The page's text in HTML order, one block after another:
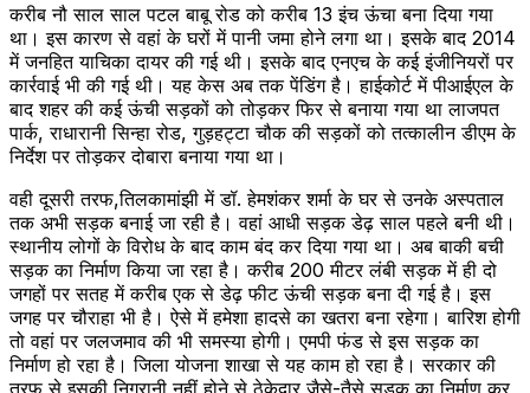
करीब नौ साल साल पटल बाबू रोड को करीब 13 इंच ऊंचा बना दिया गया
था। इस कारण से वहां के घरों में पानी जमा होने लगा था। इसके बाद 2014
में जनहित याचिका दायर की गई थी। इसके बाद एनएच के कई इंजीनियरों पर
कार्रवाई भी की गई थी। यह केस अब तक पेंडिंग है। हाईकोर्ट में पीआईएल के
बाद शहर की कई ऊंची सड़कों को तोड़कर फिर से बनाया गया था लाजपत
पार्क, राधारानी सिन्हा रोड, गुड़हट्टा चौक की सड़कों को तत्कालीन डीएम के
निर्देश पर तोड़कर दोबारा बनाया गया था।
वही दूसरी तरफ,तिलकामांझी में डॉ. हेमशंकर शर्मा के घर से उनके अस्पताल
तक अभी सड़क बनाई जा रही है। वहां आधी सड़क डेढ़ साल पहले बनी थी।
स्थानीय लोगों के विरोध के बाद काम बंद कर दिया गया था। अब बाकी बची
सड़क का निर्माण किया जा रहा है। करीब 200 मीटर लंबी सड़क में ही दो
जगहों पर सतह में करीब एक से डेढ़ फीट ऊंची सड़क बना दी गई है। इस
जगह पर चौराहा भी है। ऐसे में हमेशा हादसे का खतरा बना रहेगा। बारिश होगी
तो वहां पर जलजमाव की भी समस्या होगी। एमपी फंड से इस सड़क का
निर्माण हो रहा है। जिला योजना शाखा से यह काम हो रहा है। सरकार की
तरफ से इसकी निगरानी नहीं होने से ठेकेदार जैसे-तैसे सड़क का निर्माण कर